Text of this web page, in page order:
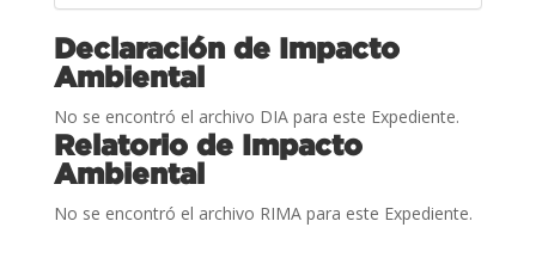
Declaración de Impacto
Ambiental
No se encontró el archivo DIA para este Expediente.
Relatorio de Impacto
Ambiental
No se encontró el archivo RIMA para este Expediente.